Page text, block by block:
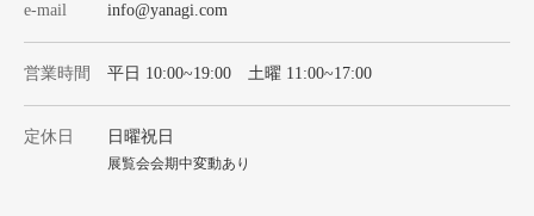
e-mail info@yanagi.com
営業時間 平日 10:00~19:00 土曜 11:00~17:00
定休日 日曜祝日
展覧会会期中変動あり